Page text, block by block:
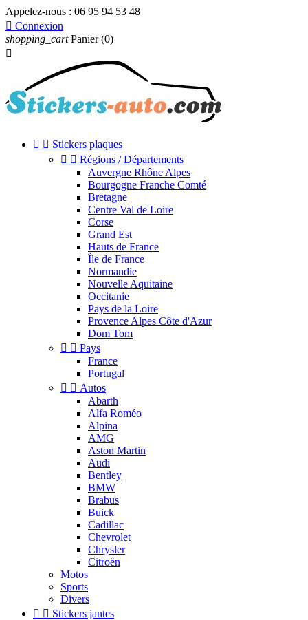
Appelez-nous : 06 95 94 53 48
 Connexion
shopping_cart Panier (0)

  Stickers plaques
  Régions / Départements
Auvergne Rhône Alpes
Bourgogne Franche Comté
Bretagne
Centre Val de Loire
Corse
Grand Est
Hauts de France
Île de France
Normandie
Nouvelle Aquitaine
Occitanie
Pays de la Loire
Provence Alpes Côte d'Azur
Dom Tom
  Pays
France
Portugal
  Autos
Abarth
Alfa Roméo
Alpina
AMG
Aston Martin
Audi
Bentley
BMW
Brabus
Buick
Cadillac
Chevrolet
Chrysler
Citroën
Motos
Sports
Divers
  Stickers jantes